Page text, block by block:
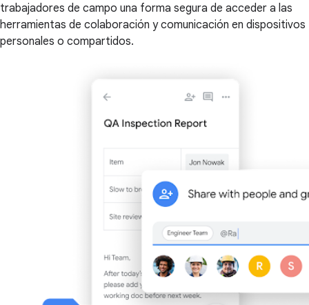
trabajadores de campo una forma segura de acceder a las
herramientas de colaboración y comunicación en dispositivos
personales o compartidos.